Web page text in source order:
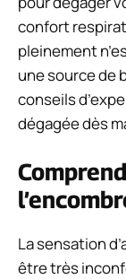
confort
pleinement
une source de
conseils
dégagée dès
La sensation
être très